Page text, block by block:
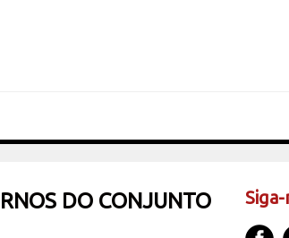
DO CONJUNTO